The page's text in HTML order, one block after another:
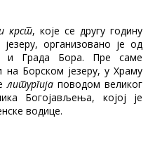
крст, које се другу годину
организовано је од
и Града Бора. Пре саме
на Борском језеру, у Храму
литургија поводом великог
Богојављења, којој је
водице.